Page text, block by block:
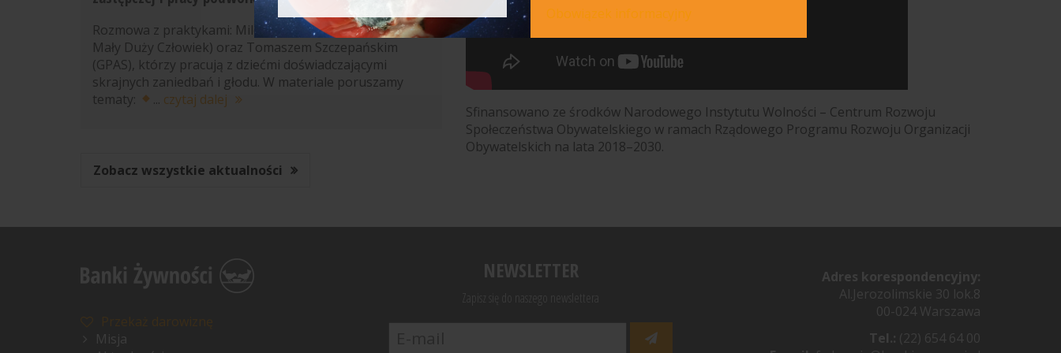
Sfinansowano ze środków Narodowego Instytutu Wolności – Centrum Rozwoju
Społeczeństwa Obywatelskiego w ramach Rządowego Programu Rozwoju Organizacji
Obywatelskich na lata 2018–2030.
Rozmowa z praktykami: Mileną Domańską (Fundacja
Mały Duży Człowiek) oraz Tomaszem Szczepańskim
(GPAS), którzy pracują z dziećmi doświadczającymi
skrajnych zaniedbań i głodu. W materiale poruszamy
tematy:
... czytaj dalej
Zobacz wszystkie aktualności
Misja
NEWSLETTER
Zapisz się do naszego newslettera
Adres korespondencyjny:
Al.Jerozolimskie 30 lok.8
00-024 Warszawa
Tel.: (22) 654 64 00
Obowiązek informacyjny